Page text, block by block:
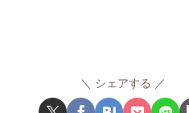
シェアする